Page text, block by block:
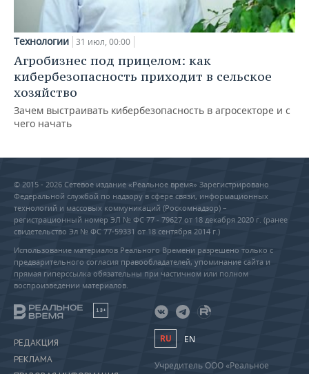
Технологии 31 июл, 00:00
Агробизнес под прицелом: как
кибербезопасность приходит в сельское
хозяйство
Зачем выстраивать кибербезопасность в агросекторе и с
чего начать
© 2015 - 2026 Сетевое издание «Реальное время» Зарегистрировано
Федеральной службой по надзору в сфере связи, информационных
технологий и массовых коммуникаций (Роскомнадзор) –
регистрационный номер ЭЛ № ФС 77 - 79627 от 18 декабря 2020 г. (ранее
свидетельство Эл № ФС 77-59331 от 18 сентября 2014 г.)
Использование материалов Реального Времени разрешено только с
предварительного согласия правообладателей, упоминание сайта и
прямая гиперссылка обязательны при частичном или полном
воспроизведении материалов.
18+
РЕДАКЦИЯ
РЕКЛАМА
RU EN
Учредитель ООО «Реальное